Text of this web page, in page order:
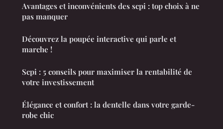
Avantages et inconvénients des scpi : top choix à ne
pas manquer
Découvrez la poupée interactive qui parle et
marche !
Scpi : 5 conseils pour maximiser la rentabilité de
votre investissement
Élégance et confort : la dentelle dans votre garde-
robe chic